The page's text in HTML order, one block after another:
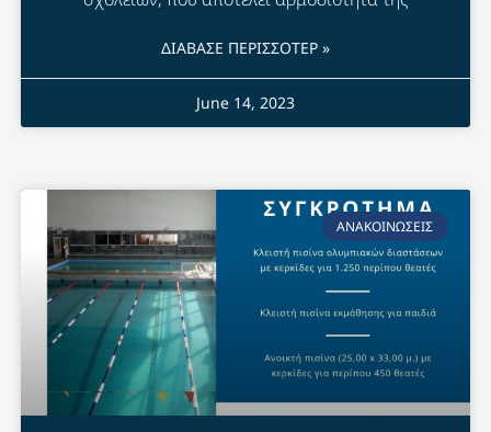
ΔΙΑΒΑΣΕ ΠΕΡΙΣΣΟΤΕΡ »
June 14, 2023
ΑΝΑΚΟΙΝΩΣΕΙΣ